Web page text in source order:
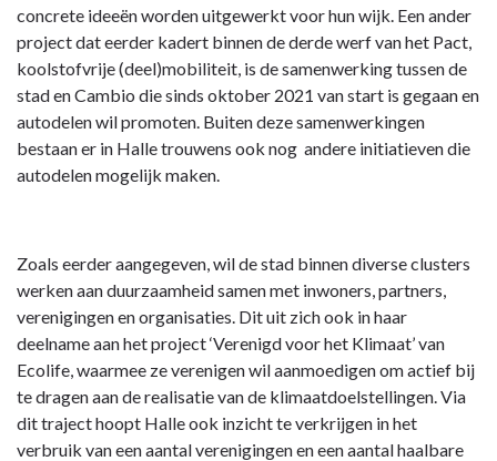
concrete ideeën worden uitgewerkt voor hun wijk. Een ander
project dat eerder kadert binnen de derde werf van het Pact,
koolstofvrije (deel)mobiliteit, is de samenwerking tussen de
stad en Cambio die sinds oktober 2021 van start is gegaan en
autodelen wil promoten. Buiten deze samenwerkingen
bestaan er in Halle trouwens ook nog andere initiatieven die
autodelen mogelijk maken.
Zoals eerder aangegeven, wil de stad binnen diverse clusters
werken aan duurzaamheid samen met inwoners, partners,
verenigingen en organisaties. Dit uit zich ook in haar
deelname aan het project ‘Verenigd voor het Klimaat’ van
Ecolife, waarmee ze verenigen wil aanmoedigen om actief bij
te dragen aan de realisatie van de klimaatdoelstellingen. Via
dit traject hoopt Halle ook inzicht te verkrijgen in het
verbruik van een aantal verenigingen en een aantal haalbare